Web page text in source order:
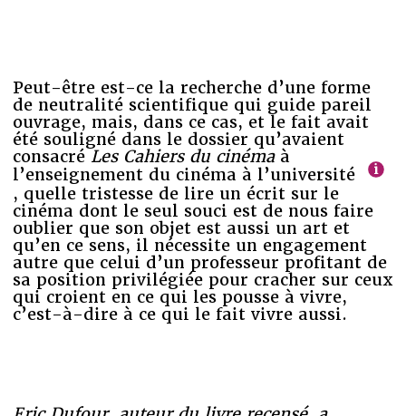
Peut-être est-ce la recherche d’une forme
de neutralité scientifique qui guide pareil
ouvrage, mais, dans ce cas, et le fait avait
été souligné dans le dossier qu’avaient
consacré Les Cahiers du cinémaà
l’enseignement du cinéma à l’université
, quelle tristesse de lire un écrit sur le
cinéma dont le seul souci est de nous faire
oublier que son objet est aussi un art et
qu’en ce sens, il nécessite un engagement
autre que celui d’un professeur profitant de
sa position privilégiée pour cracher sur ceux
qui croient en ce qui les pousse à vivre,
c’est-à-dire à ce qui le fait vivre aussi.